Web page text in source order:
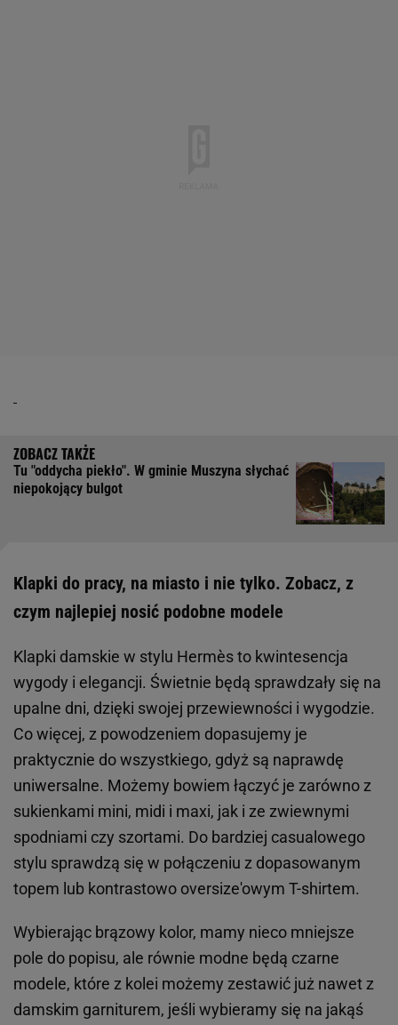
Tu "oddycha piekło". W gminie Muszyna słychać
niepokojący bulgot
Klapki do pracy, na miasto i nie tylko. Zobacz, z
czym najlepiej nosić podobne modele
Klapki damskie w stylu Hermès to kwintesencja
wygody i elegancji. Świetnie będą sprawdzały się na
upalne dni, dzięki swojej przewiewności i wygodzie.
Co więcej, z powodzeniem dopasujemy je
praktycznie do wszystkiego, gdyż są naprawdę
uniwersalne. Możemy bowiem łączyć je zarówno z
sukienkami mini, midi i maxi, jak i ze zwiewnymi
spodniami czy szortami. Do bardziej casualowego
stylu sprawdzą się w połączeniu z dopasowanym
topem lub kontrastowo oversize'owym T-shirtem.
Wybierając brązowy kolor, mamy nieco mniejsze
pole do popisu, ale równie modne będą czarne
modele, które z kolei możemy zestawić już nawet z
damskim garniturem, jeśli wybieramy się na jakąś